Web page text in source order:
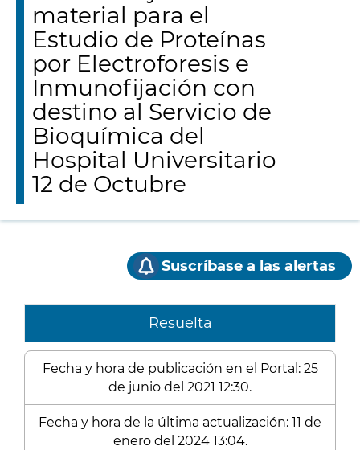
material para el
Estudio de Proteínas
por Electroforesis e
Inmunofijación con
destino al Servicio de
Bioquímica del
Hospital Universitario
12 de Octubre
Suscríbase a las alertas
Resuelta
Fecha y hora de publicación en el Portal: 25
de junio del 2021 12:30.
Fecha y hora de la última actualización: 11 de
enero del 2024 13:04.